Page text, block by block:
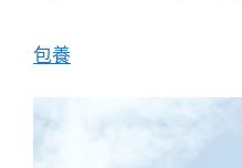
包養